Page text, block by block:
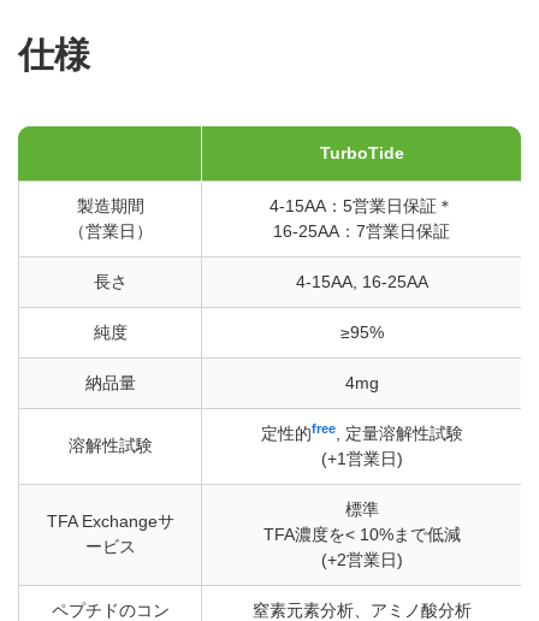
仕様
TurboTide
製造期間
（営業日）
4-15AA：5営業日保証＊
16-25AA：7営業日保証
長さ 4-15AA, 16-25AA
純度 ≥95%
納品量 4mg
溶解性試験
定性的free, 定量溶解性試験
(+1営業日)
TFA Exchangeサ
ービス
標準
TFA濃度を< 10%まで低減
(+2営業日)
ペプチドのコン
窒素元素分析、アミノ酸分析